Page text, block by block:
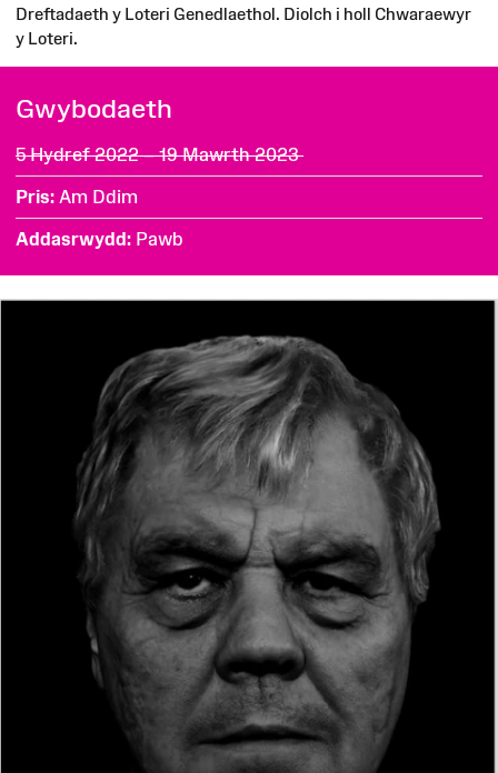
Dreftadaeth y Loteri Genedlaethol. Diolch i holl Chwaraewyr
y Loteri.
Gwybodaeth
5 Hydref 2022 – 19 Mawrth 2023
Pris Am Ddim
Addasrwydd Pawb